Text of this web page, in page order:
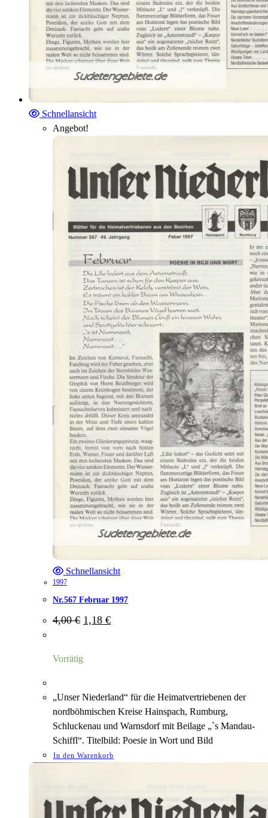
Schnellansicht
Angebot!
Schnellansicht
1997
Nr.567 Februar 1997
4,00€ Ursprünglicher
Preis
1,18 €Aktueller
Vorrätig
„Unser Niederland“ für die Heimatvertriebenen der
nordböhmischen Kreise Hainspach, Rumburg,
Schluckenau und Warnsdorf mit Beilage „`s Mandau-
Schiffl“. Titelbild: Poesie in Wort und Bild
In den Warenkorb